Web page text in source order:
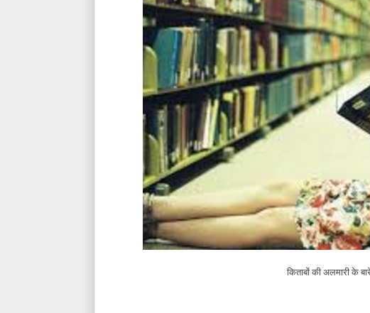
किताबों की अलमारी के